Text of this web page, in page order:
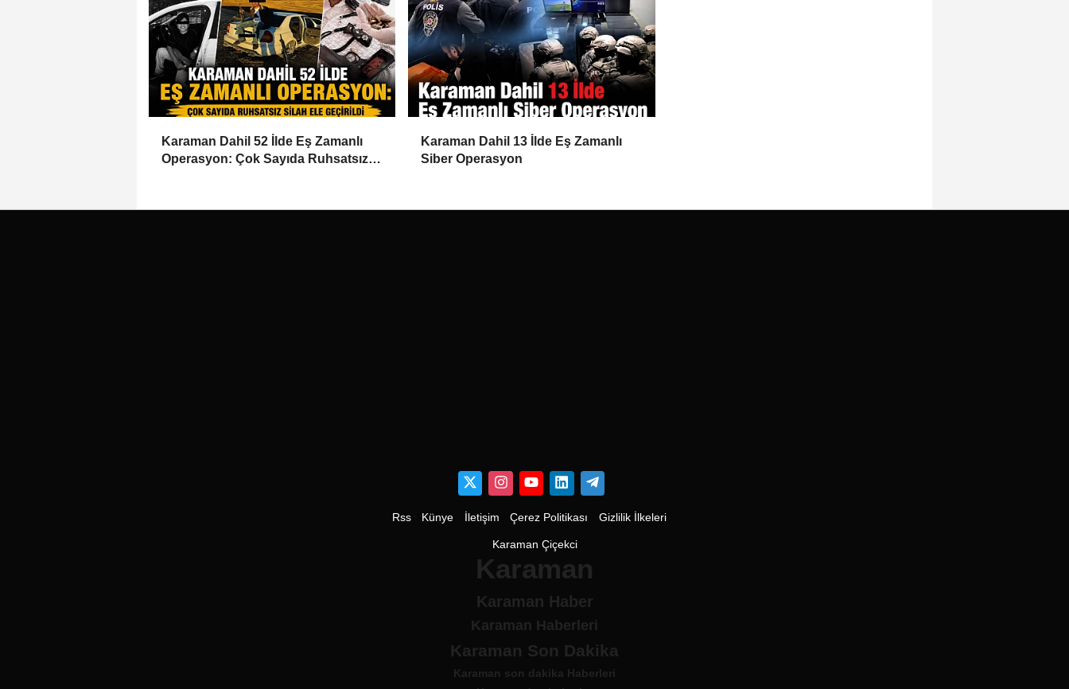
Karaman Dahil 52 İlde Eş Zamanlı
Operasyon: Çok Sayıda Ruhsatsız
Karaman Dahil 13 İlde Eş Zamanlı
Siber Operasyon
Rss Künye İletişim Çerez Politikası Gizlilik İlkeleri
Karaman Çiçekci
Karaman
Karaman Haber
Karaman Haberleri
Karaman Son Dakika
Karaman son dakika Haberleri